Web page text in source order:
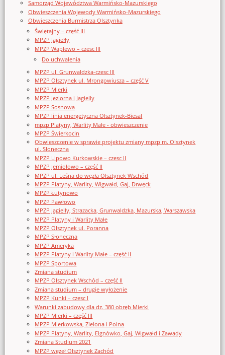
Samorząd Województwa Warmińsko-Mazurskiego
Obwieszczenia Wojewody Warmińsko-Mazurskiego
Obwieszczenia Burmistrza Olsztynka
Świętajny – część III
MPZP Jagiełły
MPZP Waplewo – czesc III
Do uchwalenia
MPZP ul. Grunwaldzka-czesc III
MPZP Olsztynek ul. Mrongowiusza – część V
MPZP Mierki
MPZP Jeziorna i Jagielly
MPZP Sosnowa
MPZP linia energetyczna Olsztynek-Biesal
mpzp Platyny, Warlity Małe - obwieszczenie
MPZP Świerkocin
Obwieszczenie w sprawie projektu zmiany mpzp m. Olsztynek
ul. Słoneczna
MPZP Lipowo Kurkowskie – czesc II
MPZP Jemiołowo – część II
MPZP ul. Leśna do węzła Olsztynek Wschód
MPZP Platyny, Warlity, Wigwałd, Gaj, Drwęck
MPZP Łutynowo
MPZP Pawłowo
MPZP Jagielly, Strazacka, Grunwaldzka, Mazurska, Warszawska
MPZP Platyny i Warlity Małe
MPZP Olsztynek ul. Poranna
MPZP Słoneczna
MPZP Ameryka
MPZP Platyny i Warlity Małe – część II
MPZP Sportowa
Zmiana studium
MPZP Olsztynek Wschód – część II
Zmiana studium – drugie wyłożenie
MPZP Kunki – czesc I
Warunki zabudowy dla dz. 380 obręb Mierki
MPZP Mierki – część III
MPZP Mierkowska, Zielona i Polna
MPZP Platyny, Warlity, Elgnówko, Gaj, Wigwałd i Zawady
Zmiana Studium 2021
MPZP węzeł Olsztynek Zachód